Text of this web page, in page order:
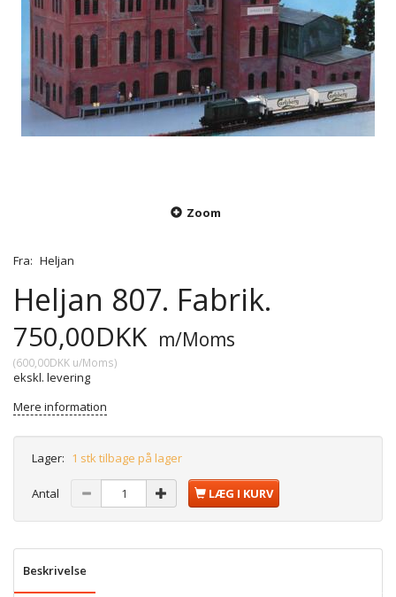
Zoom
Fra: Heljan
Heljan 807. Fabrik.
750,00DKK m/Moms
(600,00DKK u/Moms)
ekskl. levering
Mere information
Lager: 1 stk tilbage på lager
Antal LÆG I KURV
Beskrivelse